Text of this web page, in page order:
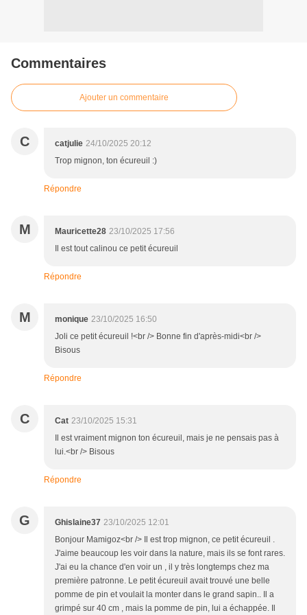
Commentaires
Ajouter un commentaire
C catjulie 24/10/2025 20:12
Trop mignon, ton écureuil :)
Répondre
M Mauricette28 23/10/2025 17:56
Il est tout calinou ce petit écureuil
Répondre
M monique 23/10/2025 16:50
Joli ce petit écureuil !<br /> Bonne fin d'après-midi<br />
Bisous
Répondre
C Cat 23/10/2025 15:31
Il est vraiment mignon ton écureuil, mais je ne pensais pas à
lui.<br /> Bisous
Répondre
G Ghislaine37 23/10/2025 12:01
Bonjour Mamigoz<br /> Il est trop mignon, ce petit écureuil .
J'aime beaucoup les voir dans la nature, mais ils se font rares.
J'ai eu la chance d'en voir un , il y très longtemps chez ma
première patronne. Le petit écureuil avait trouvé une belle
pomme de pin et voulait la monter dans le grand sapin.. Il a
grimpé sur 40 cm , mais la pomme de pin, lui a échappée. Il